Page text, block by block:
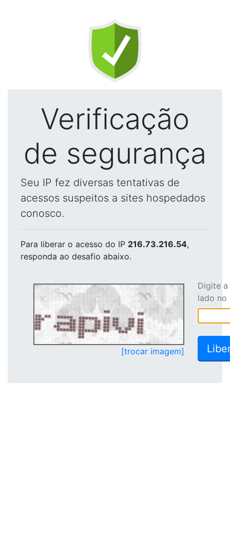
Verificação
de segurança
Seu IP fez diversas tentativas de
acessos suspeitos a sites hospedados
conosco.
Para liberar o acesso do IP 216.73.216.54,
responda ao desafio abaixo.
[trocar imagem]
Digite
lado no